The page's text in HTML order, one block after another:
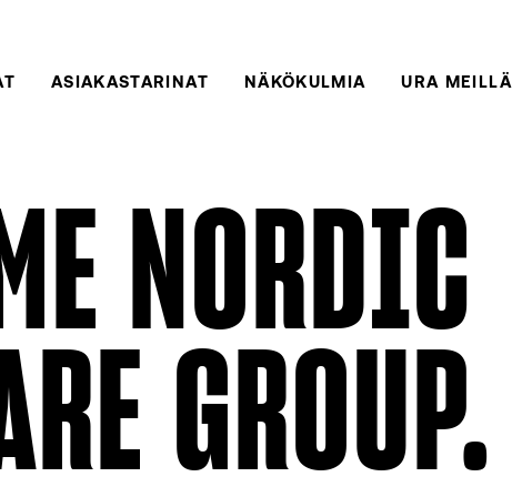
ASIAKASTARINAT NÄKÖKULMIA URA MEILLÄ
NORDIC
GROUP.